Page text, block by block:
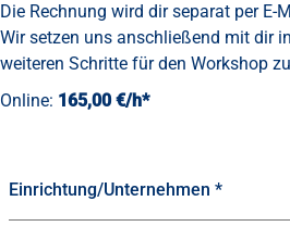
Die Rechnung wird dir separat per E-
Wir setzen uns anschließend mit dir
weiteren Schritte für den Workshop
Online: 165,00 €/h*
Einrichtung/Unternehmen *